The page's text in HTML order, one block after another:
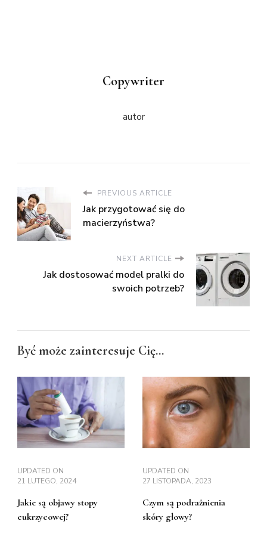
Copywriter
autor
PREVIOUS ARTICLE
Jak przygotować się do
macierzyństwa?
NEXT ARTICLE
Jak dostosować model pralki do
swoich potrzeb?
Być może zainteresuje Cię...
UPDATED ON
21 LUTEGO, 2024
Jakie są objawy stopy
cukrzycowej?
UPDATED ON
27 LISTOPADA, 2023
Czym są podrażnienia
skóry głowy?